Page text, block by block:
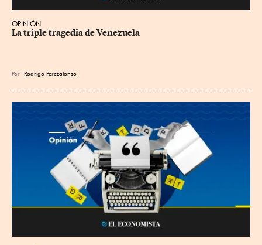
OPINIÓN
La triple tragedia de Venezuela
Por Rodrigo Perezalonso